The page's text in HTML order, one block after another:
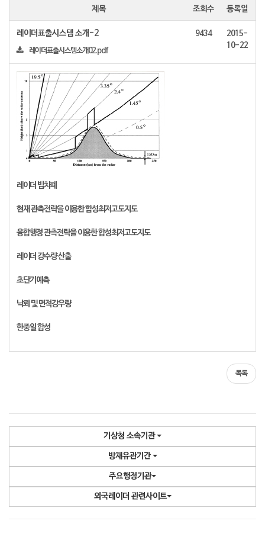
제목 조회수 등록일
레이더표출시스템 소개-2
레이더표출시스템소개02.pdf
9434
2015-
10-22
레이더 빔차폐
현재 관측전략을 이용한 합성최저고도지도
융합행정 관측전략을 이용한 합성최저고도지도
레이더 강수량 산출
초단기예측
낙뢰 및 면적강우량
한중일 합성
목록
기상청 소속기관
방재유관기간
주요행정기관
외국레이더 관련사이트